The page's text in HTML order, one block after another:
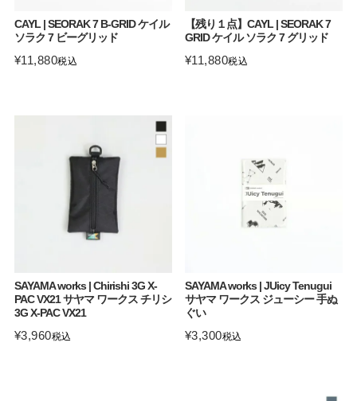
CAYL | SEORAK 7 B-GRID ケイル
ソラク 7 ビーグリッド
¥11,880税込
【残り１点】CAYL | SEORAK 7
GRID ケイル ソラク 7 グリッド
¥11,880税込
SAYAMA works | Chirishi 3G X-
PAC VX21 サヤマ ワークス チリシ
3G X-PAC VX21
¥3,960税込
SAYAMA works | JUicy Tenugui
サヤマ ワークス ジューシー 手ぬ
ぐい
¥3,300税込